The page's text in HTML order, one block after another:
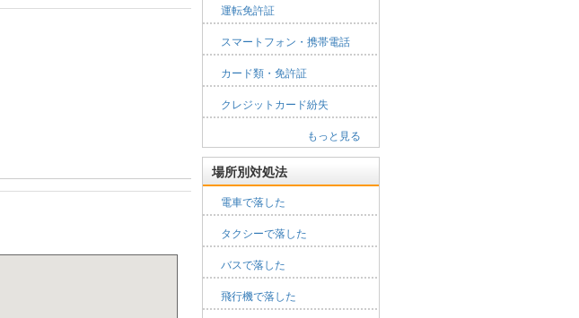
運転免許証
スマートフォン・携帯電話
カード類・免許証
クレジットカード紛失
もっと見る
場所別対処法
電車で落した
タクシーで落した
バスで落した
飛行機で落した